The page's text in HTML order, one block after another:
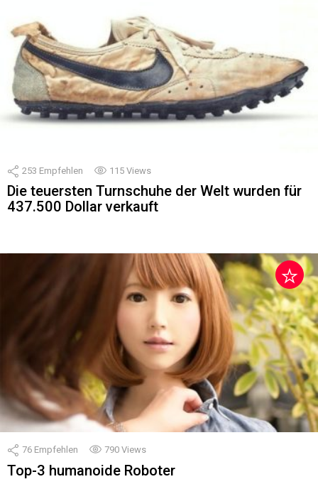
253 Empfehlen 115 Views
Die teuersten Turnschuhe der Welt wurden für
437.500 Dollar verkauft
76 Empfehlen 790 Views
Top-3 humanoide Roboter